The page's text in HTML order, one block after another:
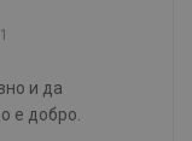
и да
е добро.